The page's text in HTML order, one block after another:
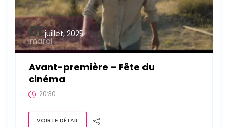
01 juillet, 2025
mardi
Avant-première – Fête du
cinéma
20:30
VOIR LE DÉTAIL